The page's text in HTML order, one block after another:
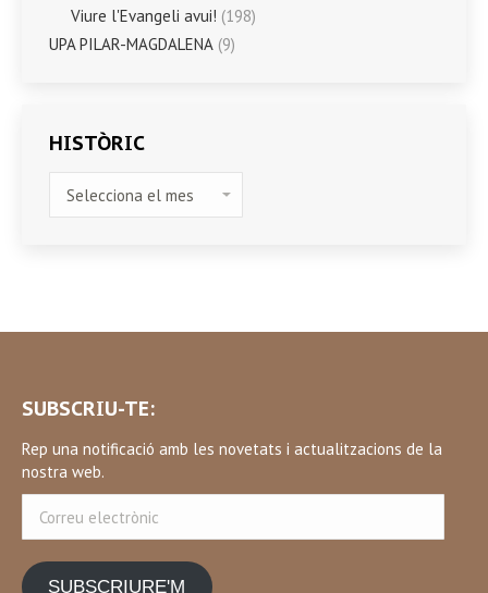
Viure l'Evangeli avui! (198)
UPA PILAR-MAGDALENA (9)
HISTÒRIC
SUBSCRIU-TE:
Rep una notificació amb les novetats i actualitzacions de la
nostra web.
electrònic
SUBSCRIURE'M